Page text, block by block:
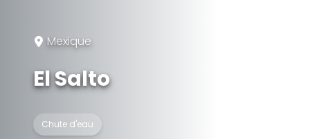
Mexique
El Salto
Chute d'eau